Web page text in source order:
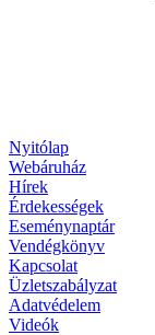
Nyitólap
Webáruház
Hírek
Érdekességek
Eseménynaptár
Vendégkönyv
Kapcsolat
Üzletszabályzat
Adatvédelem
Videók